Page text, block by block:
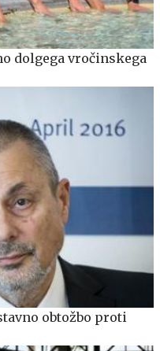
dolgega vročinskega
obtožbo proti